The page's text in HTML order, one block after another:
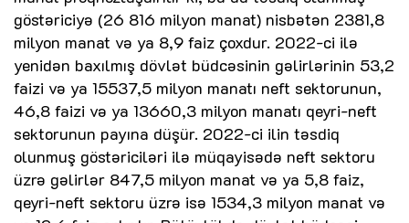
göstəriciyə (26 816 milyon manat) nisbətən 2381,8
milyon manat və ya 8,9 faiz çoxdur. 2022-ci ilə
yenidən baxılmış dövlət büdcəsinin gəlirlərinin 53,2
faizi və ya 15537,5 milyon manatı neft sektorunun,
46,8 faizi və ya 13660,3 milyon manatı qeyri-neft
sektorunun payına düşür. 2022-ci ilin təsdiq
olunmuş göstəriciləri ilə müqayisədə neft sektoru
üzrə gəlirlər 847,5 milyon manat və ya 5,8 faiz,
qeyri-neft sektoru üzrə isə 1534,3 milyon manat və